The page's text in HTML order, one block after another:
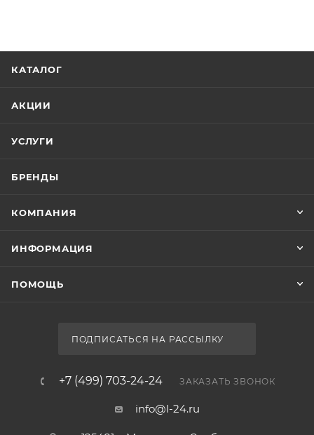
КАТАЛОГ
АКЦИИ
УСЛУГИ
БРЕНДЫ
КОМПАНИЯ
ИНФОРМАЦИЯ
ПОМОЩЬ
ПОДПИСАТЬСЯ НА РАССЫЛКУ
+7 (499) 703-24-24 ЗАКАЗАТЬ ЗВОНОК
info@l-24.ru